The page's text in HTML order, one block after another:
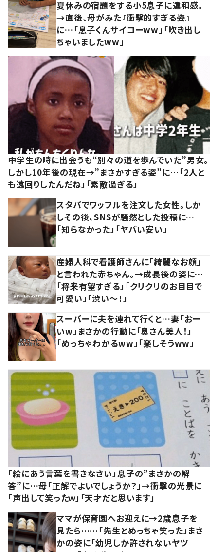
夏休みの宿題をする小5息子に違和感。
→直後、母がみた『衝撃的すぎる姿』
に…「息子くんサイコーww」「吹き出し
ちゃいましたww」
中学生の時に出会うも“別々の道を歩んでいた”男女。
しかし10年後の現在→”まさかすぎる姿”に…「2人と
も遠回りしたんだね」「素敵過ぎる」
スタバでワッフルを注文した女性。しか
しその後、SNSが騒然とした投稿に…
「知らなかった」「ヤバい安い」
産婦人科で看護師さんに「綺麗なお顔」
と言われた赤ちゃん。→成長後の姿に…
「将来有望すぎる」「クリクリのお目目で
可愛い」「渋い～！」
スーパーに夫を連れて行くと…妻「おー
いw」まさかの行動に「奥さん美人！」
「めっちゃわかるww」「楽しそうww」
「絵にあう言葉を書きなさい」息子の”まさかの解
答”に…母「正解でよいでしょうか？」→衝撃の光景に
「声出して笑ったｗ」「天才だと思います」
ママが保育園へお迎えに→2歳息子を
見たら……「先生とめっちゃ笑った」まさ
かの姿に「幼児しか許されないヤツ